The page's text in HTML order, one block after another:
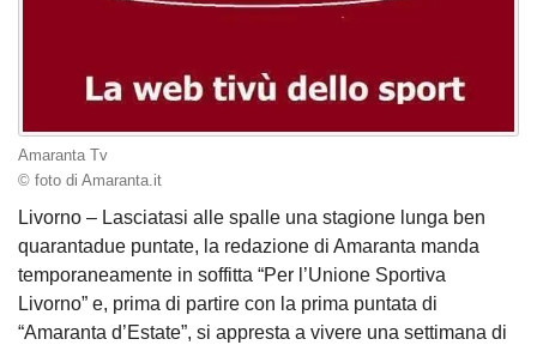
Amaranta Tv
© foto di Amaranta.it
Livorno – Lasciatasi alle spalle una stagione lunga ben
quarantadue puntate, la redazione di Amaranta manda
temporaneamente in soffitta “Per l’Unione Sportiva
Livorno” e, prima di partire con la prima puntata di
“Amaranta d’Estate”, si appresta a vivere una settimana di